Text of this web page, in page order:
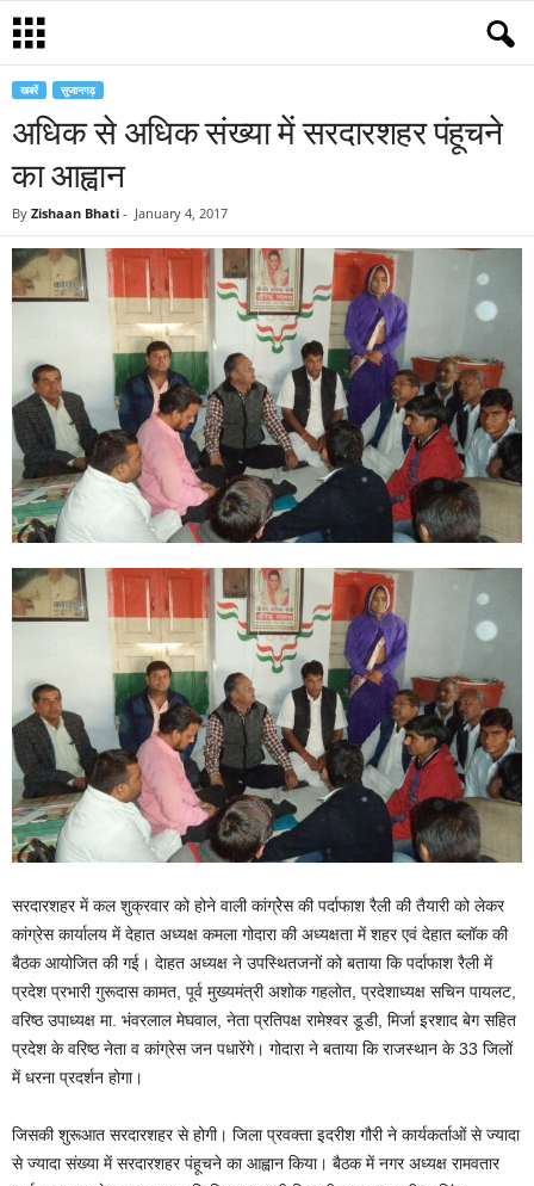
खबरें सुजानगढ़
अधिक से अधिक संख्या में सरदारशहर पंहूचने
का आह्वान
By Zishaan Bhati - January 4, 2017
सरदारशहर में कल शुक्रवार को होने वाली कांग्रेेस की पर्दाफाश रैली की तैयारी को लेकर
कांग्रेस कार्यालय में देहात अध्यक्ष कमला गोदारा की अध्यक्षता में शहर एवं देहात ब्लॉक की
बैठक आयोजित की गई। देाहत अध्यक्ष ने उपस्थितजनों को बताया कि पर्दाफाश रैली में
प्रदेश प्रभारी गुरूदास कामत, पूर्व मुख्यमंत्री अशोक गहलोत, प्रदेशाध्यक्ष सचिन पायलट,
वरिष्ठ उपाध्यक्ष मा. भंवरलाल मेघवाल, नेता प्रतिपक्ष रामेश्वर डूडी, मिर्जा इरशाद बेग सहित
प्रदेश के वरिष्ठ नेता व कांग्रेस जन पधारेंगे। गोदारा ने बताया कि राजस्थान के 33 जिलों
में धरना प्रदर्शन होगा।
जिसकी शुरूआत सरदारशहर से होगी। जिला प्रवक्ता इदरीश गौरी ने कार्यकर्ताओं से ज्यादा
से ज्यादा संख्या में सरदारशहर पंहूचने का आह्वान किया। बैठक में नगर अध्यक्ष रामवतार